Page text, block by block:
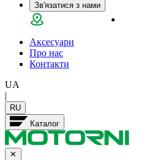
Зв'язатися з нами
Аксесуари
Про нас
Контакти
UA
|
RU
Каталог
✕